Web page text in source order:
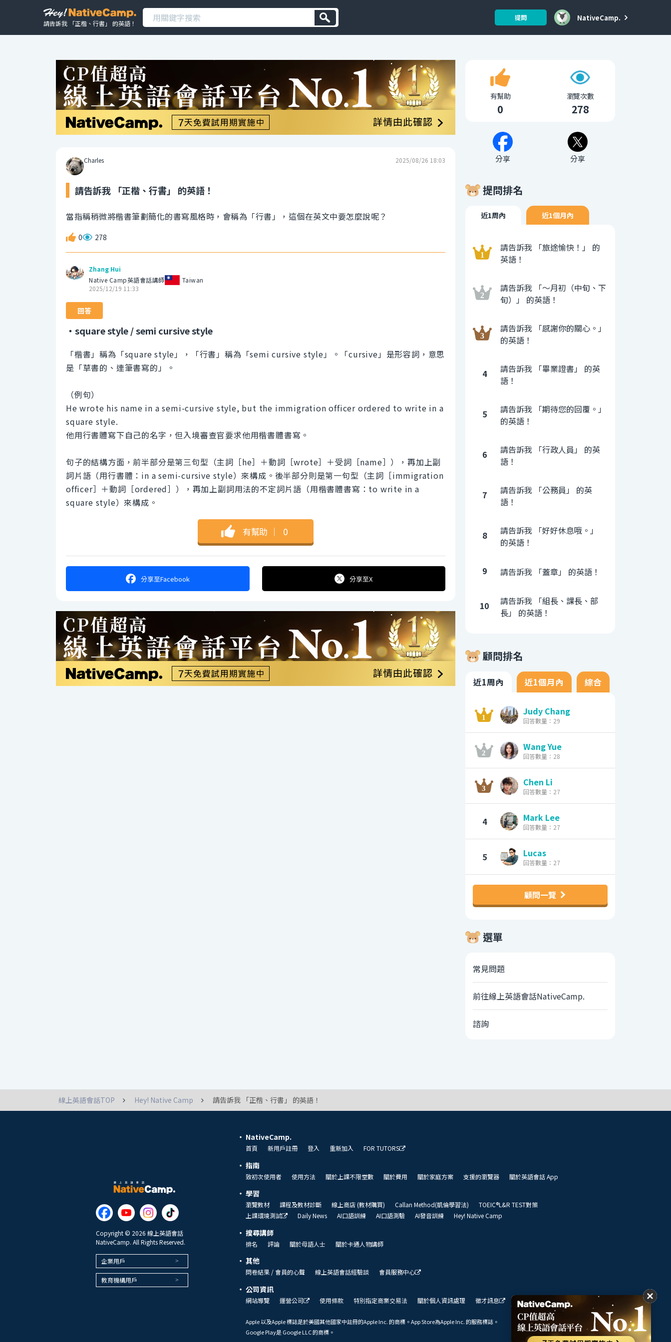
請告訴我 「正楷、行書」 的英語！
提問 NativeCamp.
Charles 2025/08/26 18:03
請告訴我 「正楷、行書」 的英語！
當指稱稍微將楷書筆劃簡化的書寫風格時，會稱為「行書」，這個在英文中要怎麼說呢？
0 278
Zhang Hui
Native Camp英語會話講師
Taiwan
2025/12/19 11:33
回答
・square style / semi cursive style
「楷書」稱為「square style」，「行書」稱為「semi cursive style」。「cursive」是形容詞，意思
是「草書的、連筆書寫的」。
（例句）
He wrote his name in a semi-cursive style, but the immigration officer ordered to write in a
square style.
他用行書體寫下自己的名字，但入境審查官要求他用楷書體書寫。
句子的結構方面，前半部分是第三句型（主詞［he］＋動詞［wrote］＋受詞［name］），再加上副
詞片語（用行書體：in a semi-cursive style）來構成。後半部分則是第一句型（主詞［immigration
officer］＋動詞［ordered］），再加上副詞用法的不定詞片語（用楷書體書寫：to write in a
square style）來構成。
有幫助 ｜ 0
分享至Facebook 分享至X
有幫助
0
瀏覽次數
278
分享 分享
提問排名
近1周內 近1個月內
請告訴我 「旅途愉快！」 的
英語！
請告訴我 「〜月初（中旬、下
旬）」 的英語！
請告訴我 「感謝你的關心。」
的英語！
4
請告訴我 「畢業證書」 的英
語！
5
請告訴我 「期待您的回覆。」
的英語！
6
請告訴我 「行政人員」 的英
語！
7
請告訴我 「公務員」 的英
語！
8
請告訴我 「好好休息哦。」
的英語！
9 請告訴我 「蓋章」 的英語！
10
請告訴我 「組長、課長、部
長」 的英語！
顧問排名
近1周內 近1個月內 綜合
Judy Chang
回答數量：29
Wang Yue
回答數量：28
Chen Li
回答數量：27
4 Mark Lee
回答數量：27
5 Lucas
回答數量：27
顧問一覽
選單
常見問題
前往線上英語會話NativeCamp.
諮詢
線上英語會話TOP Hey! Native Camp 請告訴我 「正楷、行書」 的英語！
Copyright © 2026 線上英語會話
NativeCamp. All Rights Reserved.
企業用戶
教育機構用戶
NativeCamp.
首頁 新用戶註冊 登入 重新加入 FOR TUTORS
指南
致初次使用者 使用方法 關於上課不限堂數 關於費用 關於家庭方案 支援的瀏覽器 關於英語會話 App
學習
瀏覽教材 課程及教材診斷 線上商店 (教材購買) Callan Method(凱倫學習法)
TOEIC®L&R TEST對策
上課環境測試
Daily News AI口語訓練 AI口語測驗 AI發音訓練 Hey! Native Camp
搜尋講師
排名 評論 關於母語人士 關於卡通人物講師
其他
問卷結果 / 會員的心聲 線上英語會話經驗談 會員服務中心
公司資訊
網站導覽 運營公司 使用條款 特別指定商業交易法 關於個人資訊處理 徵才訊息 我們的展望
Apple 以及Apple 標誌是於美國其他國家中註冊的Apple Inc. 的商標。App Store為Apple Inc. 的服務標誌。
Google Play是 Google LLC 的商標。